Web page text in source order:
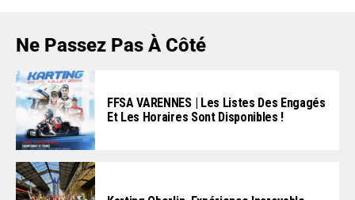
Ne Passez Pas À Côté
FFSA VARENNES | Les Listes Des Engagés
Et Les Horaires Sont Disponibles !